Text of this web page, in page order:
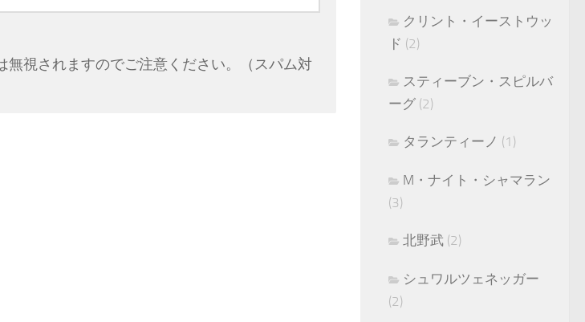
無視されますのでご注意ください。（スパム対
クリント・イーストウッ
ド (2)
スティーブン・スピルバ
ーグ (2)
タランティーノ (1)
M・ナイト・シャマラン
(3)
北野武 (2)
シュワルツェネッガー
(2)